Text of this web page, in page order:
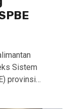
Sistem
provinsi…